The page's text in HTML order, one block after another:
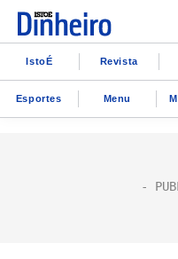
IstoÉ Revista
Esportes Menu